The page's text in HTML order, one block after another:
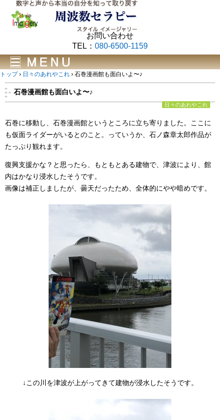
お問い合わせ
TEL： 080-6500-1159
トップ › 日々のあれやこれ › 石巻漫画館も面白いよ〜♪
石巻漫画館も面白いよ〜♪
日々のあれやこれ
石巻に移動し、石巻漫画館というところに立ち寄りました。ここに
も仮面ライダーがいるとのこと。っていうか、石ノ森章太郎作品が
たっぷり観れます。
復興支援かな？と思ったら、もともとある建物で、津波により、館
内はかなり浸水したそうです。
画像は補正しましたが、曇天だったため、全体的にやや暗めです。
↓この川を津波が上がってきて建物が浸水したそうです。